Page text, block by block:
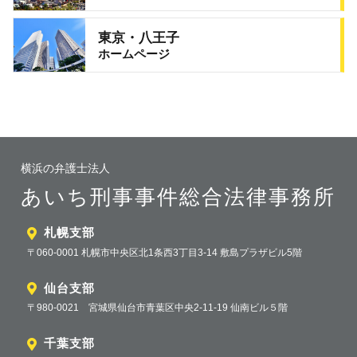
東京・八王子
ホームページ
横浜の弁護士法人
あいち刑事事件総合法律事務所
札幌支部
〒060-0001 札幌市中央区北1条西3丁目3-14 敷島プラザビル5階
仙台支部
〒980-0021 宮城県仙台市青葉区中央2-11-19 仙南ビル５階
千葉支部